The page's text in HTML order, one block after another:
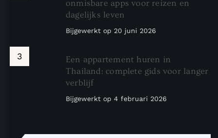
onmisbare apps voor reizen en
dagelijks leven
Bijgewerkt op 20 juni 2026
Een appartement huren in
Thailand: complete gids voor langer
verblijf
Bijgewerkt op 4 februari 2026